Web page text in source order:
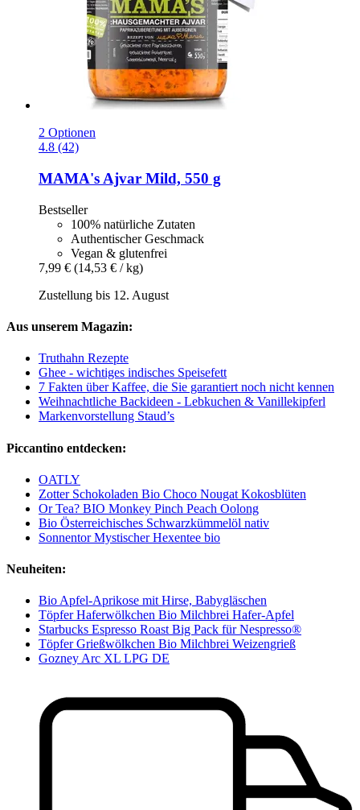
2 Optionen
4.8 (42)
MAMA's Ajvar Mild, 550 g
Bestseller
100% natürliche Zutaten
Authentischer Geschmack
Vegan & glutenfrei
7,99 € (14,53 € / kg)
Zustellung bis 12. August
Aus unserem Magazin:
Truthahn Rezepte
Ghee - wichtiges indisches Speisefett
7 Fakten über Kaffee, die Sie garantiert noch nicht kennen
Weihnachtliche Backideen - Lebkuchen & Vanillekipferl
Markenvorstellung Staud’s
Piccantino entdecken:
OATLY
Zotter Schokoladen Bio Choco Nougat Kokosblüten
Or Tea? BIO Monkey Pinch Peach Oolong
Bio Österreichisches Schwarzkümmelöl nativ
Sonnentor Mystischer Hexentee bio
Neuheiten:
Bio Apfel-Aprikose mit Hirse, Babygläschen
Töpfer Haferwölkchen Bio Milchbrei Hafer-Apfel
Starbucks Espresso Roast Big Pack für Nespresso®
Töpfer Grießwölkchen Bio Milchbrei Weizengrieß
Gozney Arc XL LPG DE